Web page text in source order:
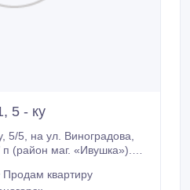
5 - ку
с видом на горы.
Продам квартиру